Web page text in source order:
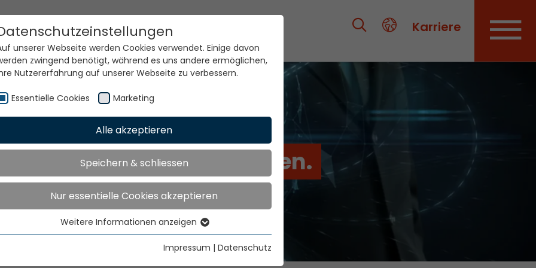
Karriere
Unsere Technologien.
unserer Webseite werden Cookies verwendet. Einige davon
zwingend benötigt, während es uns andere ermöglichen,
Nutzererfahrung auf unserer Webseite zu verbessern.
Essentielle Cookies Marketing
Alle akzeptieren
Speichern & schliessen
Nur essentielle Cookies akzeptieren
Essentielle Cookies
Essentielle Cookies werden für grundlegende Funktionen der
Webseite benötigt. Dadurch ist gewährleistet, dass die
Weitere Informationen anzeigen
Impressum | Datenschutz